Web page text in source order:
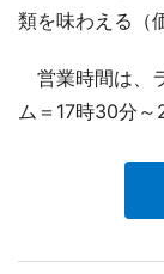
類を味わえる（
営業時間は、
ム＝17時30分～